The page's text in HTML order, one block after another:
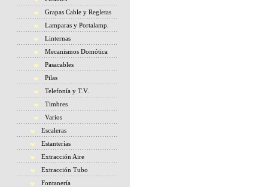
Grapas Cable y Regletas
Lamparas y Portalamp.
Linternas
Mecanismos Domótica
Pasacables
Pilas
Telefonía y T.V.
Timbres
Varios
Escaleras
Estanterías
Extracción Aire
Extracción Tubo
Fontanería